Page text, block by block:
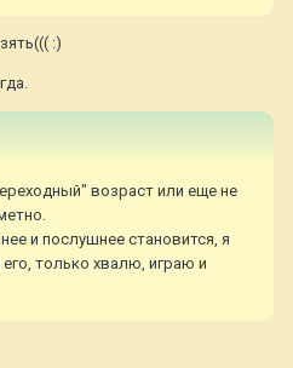
:)
возраст или еще не
и послушнее становится, я
только хвалю, играю и